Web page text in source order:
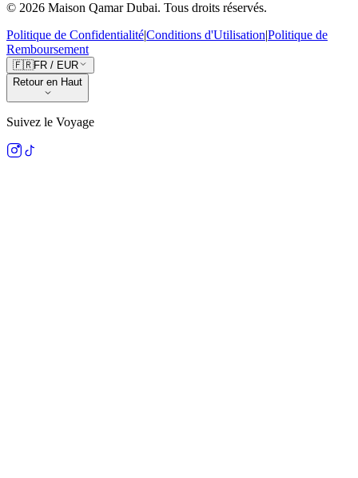
© 2026 Maison Qamar Dubai. Tous droits réservés.
Politique de ConfidentialitéConditions d'UtilisationPolitique de
Remboursement
🇫🇷FR / EUR
Retour en Haut
Suivez le Voyage